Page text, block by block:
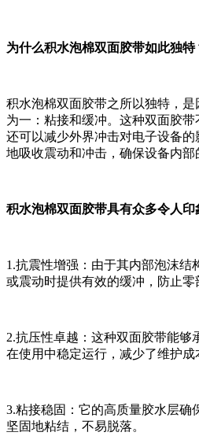
为什么积水泡棉双面胶带如此独特
积水泡棉双面胶带之所以独特，
为一：粘接和缓冲。这种双面胶带
还可以减少外界冲击对电子设备
地吸收震动和冲击，确保设备内部
积水泡棉双面胶带具有众多令人印
1.抗震性增强：由于其内部泡沫结
或震动时提供有效的缓冲，防止零
2.抗压性卓越：这种双面胶带能够
在使用中稳定运行，减少了维护成
3.粘接稳固：它的高质量胶水层确
坚固地粘结，不易脱落。